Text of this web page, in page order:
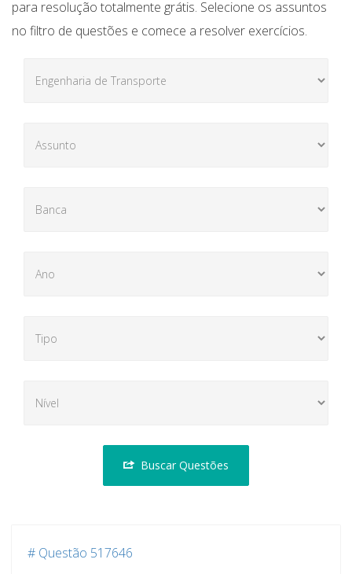
para resolução totalmente grátis. Selecione os assuntos
no filtro de questões e comece a resolver exercícios.
Buscar Questões
# Questão 517646